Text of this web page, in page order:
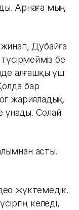
Арнаға мың
Дубайға
бе
алғашқы үш
бар
жарияладық.
ұнады. Солай
асты.
жүктемедік.
келеді,